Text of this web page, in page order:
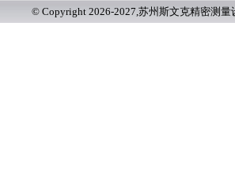
© Copyright 2026-2027,苏州斯文克精密测量